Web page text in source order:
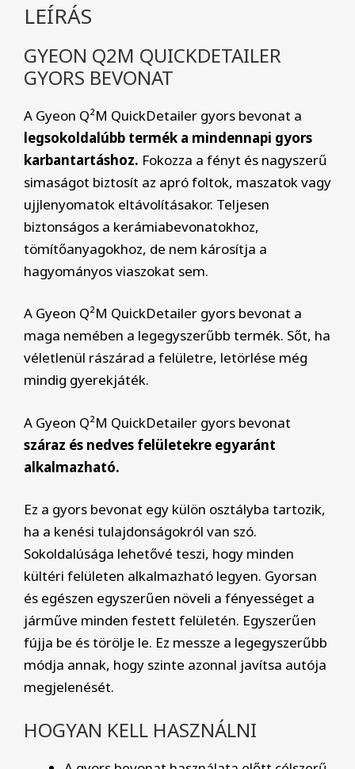
LEÍRÁS
GYEON Q2M QUICKDETAILER
GYORS BEVONAT
A Gyeon Q²M QuickDetailer gyors bevonat a
legsokoldalúbb termék a mindennapi gyors
karbantartáshoz. Fokozza a fényt és nagyszerű
simaságot biztosít az apró foltok, maszatok vagy
ujjlenyomatok eltávolításakor. Teljesen
biztonságos a kerámiabevonatokhoz,
tömítőanyagokhoz, de nem károsítja a
hagyományos viaszokat sem.
A Gyeon Q²M QuickDetailer gyors bevonat a
maga nemében a legegyszerűbb termék. Sőt, ha
véletlenül rászárad a felületre, letörlése még
mindig gyerekjáték.
A Gyeon Q²M QuickDetailer gyors bevonat
száraz és nedves felületekre egyaránt
alkalmazható.
Ez a gyors bevonat egy külön osztályba tartozik,
ha a kenési tulajdonságokról van szó.
Sokoldalúsága lehetővé teszi, hogy minden
kültéri felületen alkalmazható legyen. Gyorsan
és egészen egyszerűen növeli a fényességet a
járműve minden festett felületén. Egyszerűen
fújja be és törölje le. Ez messze a legegyszerűbb
módja annak, hogy szinte azonnal javítsa autója
megjelenését.
HOGYAN KELL HASZNÁLNI